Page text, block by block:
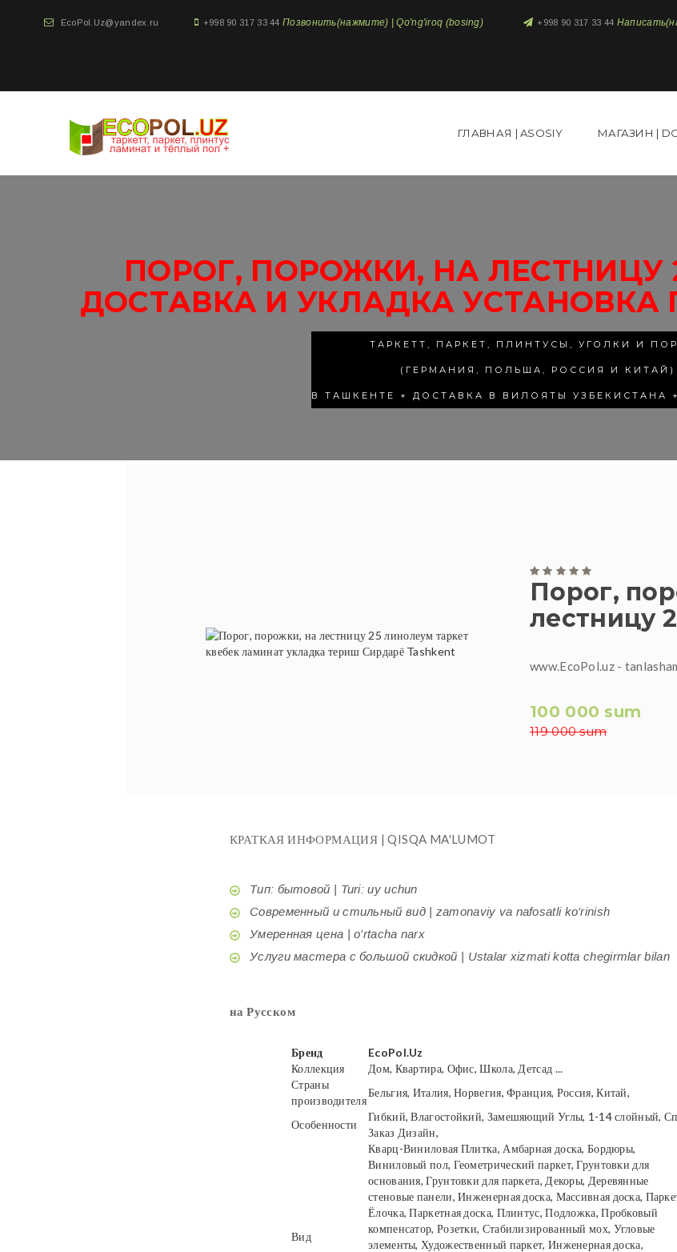
EcoPol.Uz@yandex.ru +998 90 317 33 44 Позвонить(нажмите) | Qo'ng'iroq (bosing) +998 90 317 33 44
ГЛАВНАЯ | ASOSIY МАГАЗИН |
ПОРОГ, ПОРОЖКИ, НА ЛЕСТНИЦУ
ДОСТАВКА И УКЛАДКА УСТАНОВКА
ТАРКЕТТ, ПАРКЕТ, ПЛИНТУСЫ, УГОЛКИ И
(ГЕРМАНИЯ, ПОЛЬША, РОССИЯ И КИТАЙ)
В ТАШКЕНТЕ + ДОСТАВКА В ВИЛОЯТЫ УЗБЕКИСТАНА
Порог,
лестницу
www.EcoPol.uz -
100 000 sum
119 000 sum
КРАТКАЯ ИНФОРМАЦИЯ | QISQA MA'LUMOT
Тип: бытовой | Turi: uy uchun
Современный и стильный вид | zamonaviy va nafosatli ko'rinish
Умеренная цена | o'rtacha narx
Услуги мастера с большой скидкой | Ustalar xizmati kotta chegirmlar bilan
на Русском
Бренд EcoPol.Uz
Коллекция
Дом, Квартира, Офис, Школа, Детсад ...
Страны
производителя
Бельгия, Италия, Норвегия, Франция, Россия, Китай,
Особенности
Гибкий, Влагостойкий, Замешяющий Углы, 1-14 слойный,
Заказ Дизайн,
Вид
Кварц-Виниловая Плитка, Амбарная доска, Бордюры,
Виниловый пол, Геометрический паркет, Грунтовки для
основания, Грунтовки для паркета, Декоры, Деревянные
стеновые панели, Инженерная доска, Массивная доска,
Ёлочка, Паркетная доска, Плинтус, Подложка, Пробковый
компенсатор, Розетки, Стабилизированный мох, Угловые
элементы, Художественный паркет, Инженерная доска,